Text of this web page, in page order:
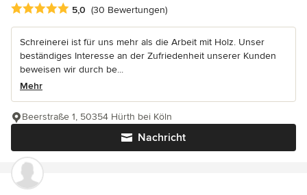
Durchschnittliche Bewertung: 5 von 5 Sternen
5,0 (30 Bewertungen)
Schreinerei ist für uns mehr als die Arbeit mit Holz. Unser
beständiges Interesse an der Zufriedenheit unserer Kunden
beweisen wir durch be...
Mehr
Nachricht
Beerstraße 1, 50354 Hürth bei Köln